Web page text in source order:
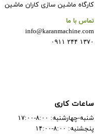
کارگاه ماشین سازی کاران ماشین
تماس با ما
info@karanmachine.com
۱۳۷۰ ۲۴۴ ۰۹۱۱
ساعات کاری
شنبه-چهارشنبه: ۸:۰۰-۱۷:۰۰
پنجشنبه: ۸:۰۰-۱۴:۰۰